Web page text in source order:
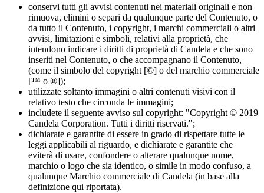
conservi tutti gli avvisi contenuti nei materiali originali e non
rimuova, elimini o separi da qualunque parte del Contenuto, o
da tutto il Contenuto, i copyright, i marchi commerciali o altri
avvisi, limitazioni e simboli, relativi alla proprietà, che
intendono indicare i diritti di proprietà di Candela e che sono
inseriti nel Contenuto, o che accompagnano il Contenuto,
(come il simbolo del copyright [©] o del marchio commerciale
[™ o ®]);
utilizzate soltanto immagini o altri contenuti visivi con il
relativo testo che circonda le immagini;
includete il seguente avviso sul copyright: "Copyright © 2019
Candela Corporation. Tutti i diritti riservati.";
dichiarate e garantite di essere in grado di rispettare tutte le
leggi applicabili al riguardo, e dichiarate e garantite che
eviterà di usare, confondere o alterare qualunque nome,
marchio o logo che sia identico, o simile in modo confuso, a
qualunque Marchio commerciale di Candela (in base alla
definizione qui riportata).